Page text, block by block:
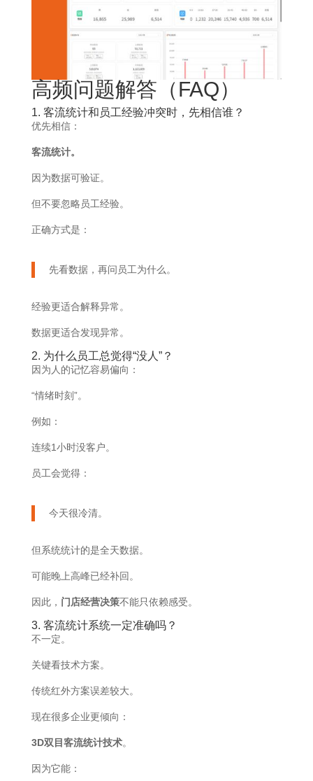
高频问题解答（FAQ）
1. 客流统计和员工经验冲突时，先相信谁？
优先相信：
客流统计。
因为数据可验证。
但不要忽略员工经验。
正确方式是：
先看数据，再问员工为什么。
经验更适合解释异常。
数据更适合发现异常。
2. 为什么员工总觉得“没人”？
因为人的记忆容易偏向：
“情绪时刻”。
例如：
连续1小时没客户。
员工会觉得：
今天很冷清。
但系统统计的是全天数据。
可能晚上高峰已经补回。
因此， 门店经营决策不能只依赖感受。
3. 客流统计系统一定准确吗？
不一定。
关键看技术方案。
传统红外方案误差较大。
现在很多企业更倾向：
3D双目客流统计技术。
因为它能：